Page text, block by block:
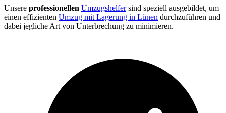
Unsere professionellen Umzugshelfersind speziell ausgebildet, um
einen effizienten Umzug mit Lagerung in Lünen durchzuführen und
dabei jegliche Art von Unterbrechung zu minimieren.